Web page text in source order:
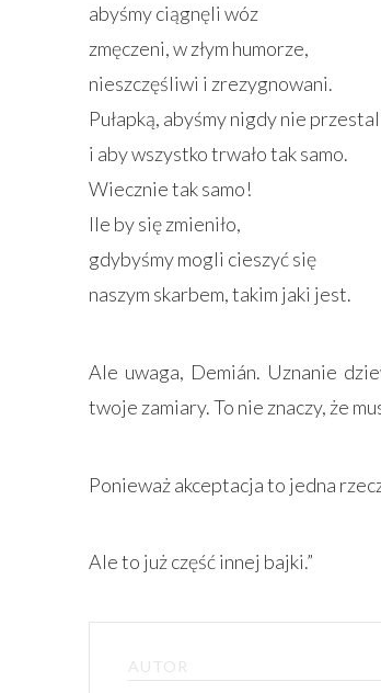
abyśmy ciągnęli wóz
zmęczeni, w złym humorze,
nieszczęśliwi i zrezygnowani.
Pułapką, abyśmy nigdy nie
i aby wszystko trwało tak samo.
Wiecznie tak samo!
Ile by się zmieniło,
gdybyśmy mogli cieszyć się
naszym skarbem, takim jaki jest.
Ale uwaga, Demián. Uznanie
twoje zamiary. To nie znaczy, że
Ponieważ akceptacja to jedna
Ale to już część innej bajki.”
AUTOR